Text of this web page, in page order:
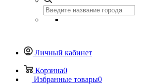
Личный кабинет
Корзина0
Избранные товары0